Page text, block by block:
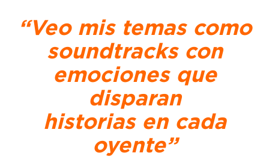
“Veo mis temas como
soundtracks con
emociones que
disparan
historias en cada
oyente”